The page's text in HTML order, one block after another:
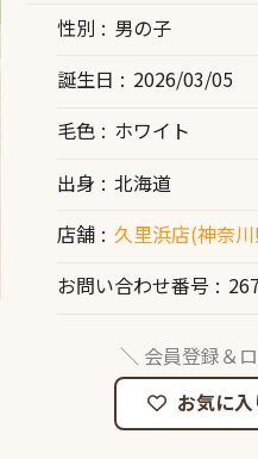
性別
男の子
誕生日
2026/03/05
毛色
ホワイト
出身
北海道
店舗
久里浜店(神奈
お問い合わせ番号
＼ 会員登録＆
お気に